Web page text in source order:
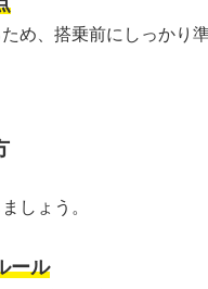
め、搭乗前にしっかり
しょう。
ール